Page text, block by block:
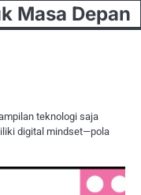
Masa Depan
teknologi saja
digital mindset—pola